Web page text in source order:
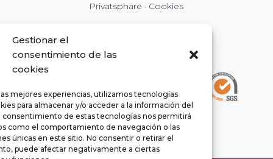
Gestionar el
consentimiento de las
cookies
mejores experiencias, utilizamos tecnologías
para almacenar y/o acceder a la información del
consentimiento de estas tecnologías nos permitirá
como el comportamiento de navegación o las
únicas en este sitio. No consentir o retirar el
puede afectar negativamente a ciertas
Privatsphäre · Cookies